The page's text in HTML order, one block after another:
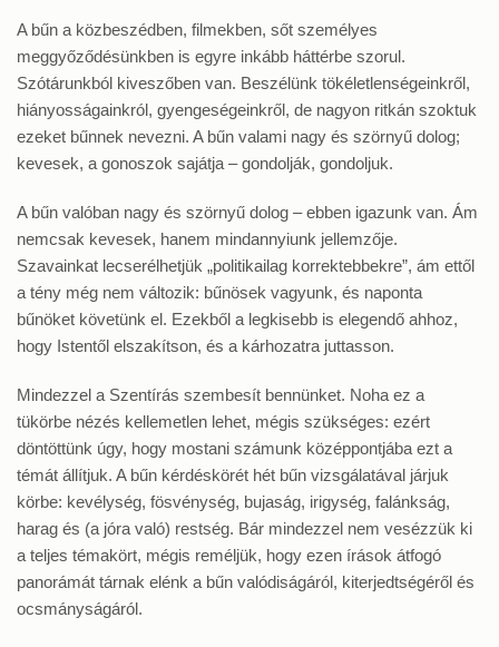
A bűn a közbeszédben, filmekben, sőt személyes
meggyőződésünkben is egyre inkább háttérbe szorul.
Szótárunkból kiveszőben van. Beszélünk tökéletlenségeinkről,
hiányosságainkról, gyengeségeinkről, de nagyon ritkán szoktuk
ezeket bűnnek nevezni. A bűn valami nagy és szörnyű dolog;
kevesek, a gonoszok sajátja – gondolják, gondoljuk.
A bűn valóban nagy és szörnyű dolog – ebben igazunk van. Ám
nemcsak kevesek, hanem mindannyiunk jellemzője.
Szavainkat lecserélhetjük „politikailag korrektebbekre”, ám ettől
a tény még nem változik: bűnösek vagyunk, és naponta
bűnöket követünk el. Ezekből a legkisebb is elegendő ahhoz,
hogy Istentől elszakítson, és a kárhozatra juttasson.
Mindezzel a Szentírás szembesít bennünket. Noha ez a
tükörbe nézés kellemetlen lehet, mégis szükséges: ezért
döntöttünk úgy, hogy mostani számunk középpontjába ezt a
témát állítjuk. A bűn kérdéskörét hét bűn vizsgálatával járjuk
körbe: kevélység, fösvénység, bujaság, irigység, falánkság,
harag és (a jóra való) restség. Bár mindezzel nem vesézzük ki
a teljes témakört, mégis reméljük, hogy ezen írások átfogó
panorámát tárnak elénk a bűn valódiságáról, kiterjedtségéről és
ocsmányságáról.